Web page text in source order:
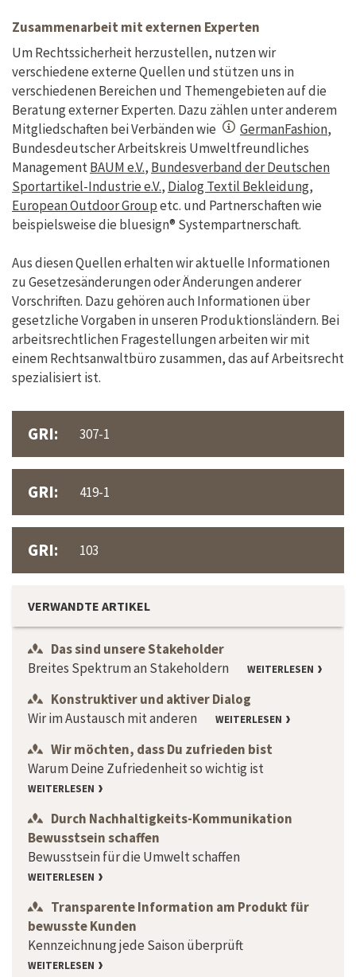
Zusammenarbeit mit externen Experten
Um Rechtssicherheit herzustellen, nutzen wir
verschiedene externe Quellen und stützen uns in
verschiedenen Bereichen und Themengebieten auf die
Beratung externer Experten. Dazu zählen unter anderem
Mitgliedschaften bei Verbänden wie
GermanFashion,
Bundesdeutscher Arbeitskreis Umweltfreundliches
ManagementBAUM e.V., Bundesverband der Deutschen
Sportartikel-Industrie e.V., Dialog Textil Bekleidung,
European Outdoor Groupetc. und Partnerschaften wie
beispielsweise die bluesign® Systempartnerschaft.
Aus diesen Quellen erhalten wir aktuelle Informationen
zu Gesetzesänderungen oder Änderungen anderer
Vorschriften. Dazu gehören auch Informationen über
gesetzliche Vorgaben in unseren Produktionsländern. Bei
arbeitsrechtlichen Fragestellungen arbeiten wir mit
einem Rechtsanwaltbüro zusammen, das auf Arbeitsrecht
spezialisiert ist.
GRI: 307-1
GRI: 419-1
GRI: 103
VERWANDTE ARTIKEL
Das sind unsere Stakeholder
Breites Spektrum an Stakeholdern
WEITERLESEN
Konstruktiver und aktiver Dialog
Wir im Austausch mit anderen
WEITERLESEN
Wir möchten, dass Du zufrieden bist
Warum Deine Zufriedenheit so wichtig ist
WEITERLESEN
Durch Nachhaltigkeits-Kommunikation
Bewusstsein schaffen
Bewusstsein für die Umwelt schaffen
WEITERLESEN
Transparente Information am Produkt für
bewusste Kunden
Kennzeichnung jede Saison überprüft
WEITERLESEN